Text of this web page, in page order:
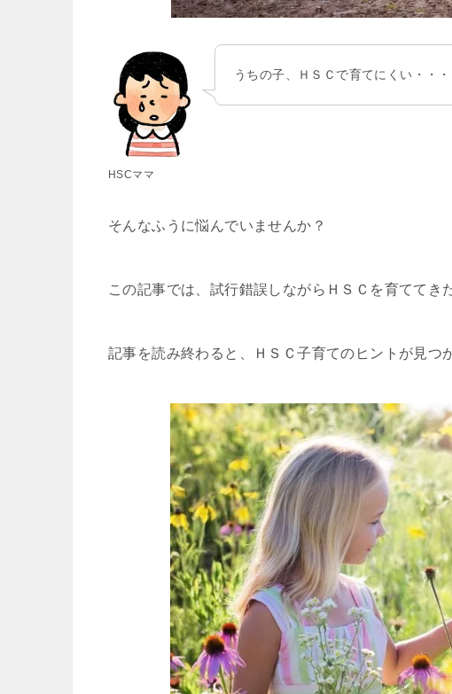
HSCママ
うちの子、ＨＳＣで育てにくい・・
そんなふうに悩んでいませんか？
この記事では、試行錯誤しながらＨＳＣを育ててき
記事を読み終わると、ＨＳＣ子育てのヒントが見つ